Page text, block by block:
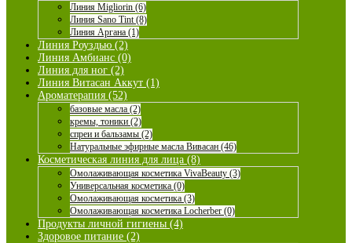
Линия Migliorin (6)
Линия Sano Tint (8)
Линия Аргана (1)
Линия Роуздью (2)
Линия Амбианс (0)
Линия для ног (2)
Линия Витасан Аккут (1)
Ароматерапия (52)
базовые масла (2)
кремы, тоники (2)
спреи и бальзамы (2)
Натуральные эфирные масла Вивасан (46)
Косметическая линия для лица (8)
Омолаживающая косметика VivaBeauty (3)
Универсальная косметика (0)
Омолаживающая косметика (3)
Омолаживающая косметика Locherber (0)
Продукты личной гигиены (4)
Здоровое питание (2)